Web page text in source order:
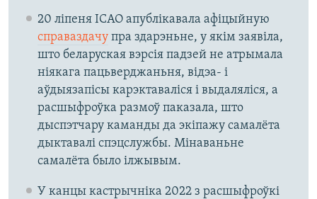
20 ліпеня ICAO апублікавала афіцыйную
справаздачупра здарэньне, у якім заявіла,
што беларуская вэрсія падзей не атрымала
ніякага пацьверджаньня, відэа- і
аўдыязапісы карэктаваліся і выдаляліся, а
расшыфроўка размоў паказала, што
дыспэтчару каманды да экіпажу самалёта
дыктавалі спэцслужбы. Мінаваньне
самалёта было ілжывым.
У канцы кастрычніка 2022 з расшыфроўкі